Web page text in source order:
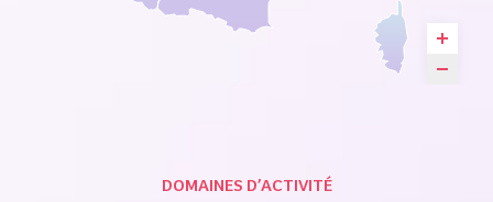
DOMAINES D’ACTIVITÉ